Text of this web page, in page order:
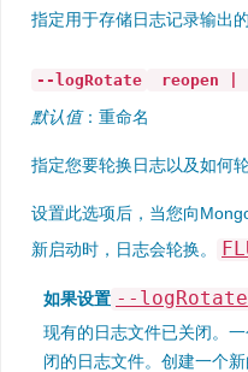
指定用于存储日志记录输出
--logRotate reopen |
默认值：重命名
指定您要轮换日志以及如何轮
设置此选项后，当您向
新启动时，日志会轮换。
如果设置 --logRotate
现有的日志文件已关闭。
闭的日志文件。创建一个新